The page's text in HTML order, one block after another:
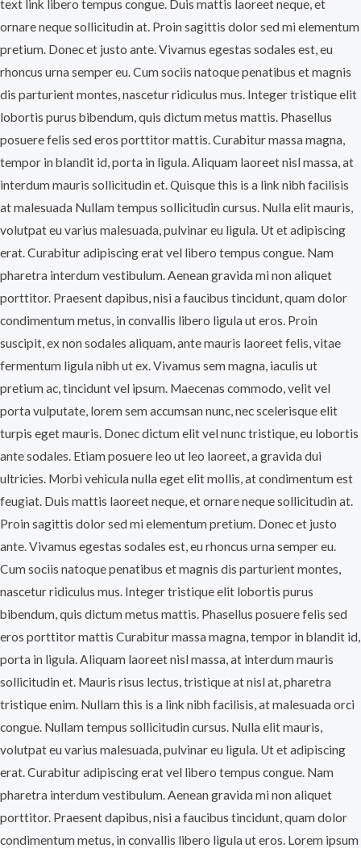
text link libero tempus congue. Duis mattis laoreet neque, et
ornare neque sollicitudin at. Proin sagittis dolor sed mi elementum
pretium. Donec et justo ante. Vivamus egestas sodales est, eu
rhoncus urna semper eu. Cum sociis natoque penatibus et magnis
dis parturient montes, nascetur ridiculus mus. Integer tristique elit
lobortis purus bibendum, quis dictum metus mattis. Phasellus
posuere felis sed eros porttitor mattis. Curabitur massa magna,
tempor in blandit id, porta in ligula. Aliquam laoreet nisl massa, at
interdum mauris sollicitudin et. Quisque this is a link nibh facilisis
at malesuada Nullam tempus sollicitudin cursus. Nulla elit mauris,
volutpat eu varius malesuada, pulvinar eu ligula. Ut et adipiscing
erat. Curabitur adipiscing erat vel libero tempus congue. Nam
pharetra interdum vestibulum. Aenean gravida mi non aliquet
porttitor. Praesent dapibus, nisi a faucibus tincidunt, quam dolor
condimentum metus, in convallis libero ligula ut eros. Proin
suscipit, ex non sodales aliquam, ante mauris laoreet felis, vitae
fermentum ligula nibh ut ex. Vivamus sem magna, iaculis ut
pretium ac, tincidunt vel ipsum. Maecenas commodo, velit vel
porta vulputate, lorem sem accumsan nunc, nec scelerisque elit
turpis eget mauris. Donec dictum elit vel nunc tristique, eu lobortis
ante sodales. Etiam posuere leo ut leo laoreet, a gravida dui
ultricies. Morbi vehicula nulla eget elit mollis, at condimentum est
feugiat. Duis mattis laoreet neque, et ornare neque sollicitudin at.
Proin sagittis dolor sed mi elementum pretium. Donec et justo
ante. Vivamus egestas sodales est, eu rhoncus urna semper eu.
Cum sociis natoque penatibus et magnis dis parturient montes,
nascetur ridiculus mus. Integer tristique elit lobortis purus
bibendum, quis dictum metus mattis. Phasellus posuere felis sed
eros porttitor mattis Curabitur massa magna, tempor in blandit id,
porta in ligula. Aliquam laoreet nisl massa, at interdum mauris
sollicitudin et. Mauris risus lectus, tristique at nisl at, pharetra
tristique enim. Nullam this is a link nibh facilisis, at malesuada orci
congue. Nullam tempus sollicitudin cursus. Nulla elit mauris,
volutpat eu varius malesuada, pulvinar eu ligula. Ut et adipiscing
erat. Curabitur adipiscing erat vel libero tempus congue. Nam
pharetra interdum vestibulum. Aenean gravida mi non aliquet
porttitor. Praesent dapibus, nisi a faucibus tincidunt, quam dolor
condimentum metus, in convallis libero ligula ut eros. Lorem ipsum